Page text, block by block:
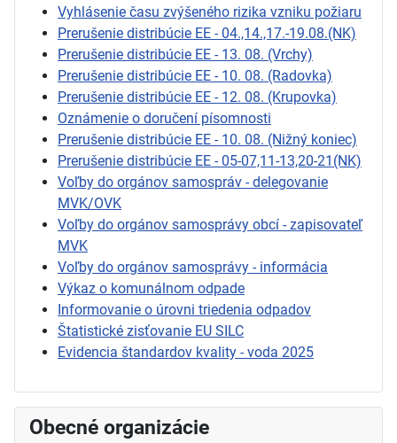
Vyhlásenie času zvýšeného rizika vzniku požiaru
Prerušenie distribúcie EE - 04.,14.,17.-19.08.(NK)
Prerušenie distribúcie EE - 13. 08. (Vrchy)
Prerušenie distribúcie EE - 10. 08. (Radovka)
Prerušenie distribúcie EE - 12. 08. (Krupovka)
Oznámenie o doručení písomnosti
Prerušenie distribúcie EE - 10. 08. (Nižný koniec)
Prerušenie distribúcie EE - 05-07,11-13,20-21(NK)
Voľby do orgánov samospráv - delegovanie
MVK/OVK
Voľby do orgánov samosprávy obcí - zapisovateľ
MVK
Voľby do orgánov samosprávy - informácia
Výkaz o komunálnom odpade
Informovanie o úrovni triedenia odpadov
Štatistické zisťovanie EU SILC
Evidencia štandardov kvality - voda 2025
Obecné organizácie